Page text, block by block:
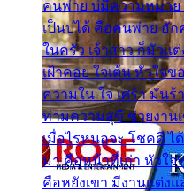
คนพ่าย บ่มีความหมาย
เป็นบ่ได้ คือคนพ่าย ฮั
ในครัว เจ้าสาว ก็มัวแต่
เฝ้าคอย ใจเต้น หัวใจข
ความใน ใจ เศร้า มัน
ท่ามความสุขี ช่วยงาน
เมื่อไรหนอจะ โชคดี ไ
มา คือหน้าที่เก่า หัวใจ
คือหยังเขา มีงานแต่ง